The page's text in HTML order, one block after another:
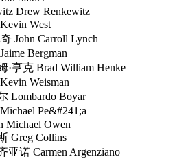
Renkewitz
West
Carroll Lynch
Bergman
Brad William Henke
Weisman
Boyar
Pe&#241;a
Owen
Collins
Carmen Argenziano